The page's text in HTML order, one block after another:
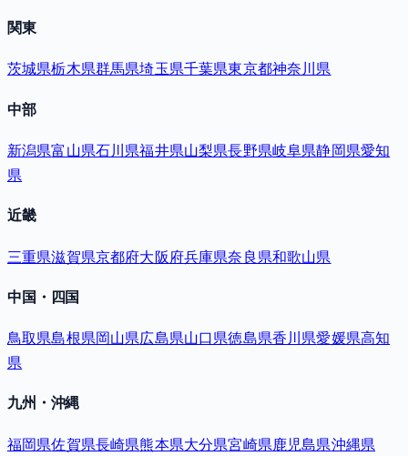
関東
茨城県栃木県群馬県埼玉県千葉県東京都神奈川県
中部
新潟県富山県石川県福井県山梨県長野県岐阜県静岡県愛知
県
近畿
三重県滋賀県京都府大阪府兵庫県奈良県和歌山県
中国・四国
鳥取県島根県岡山県広島県山口県徳島県香川県愛媛県高知
県
九州・沖縄
福岡県佐賀県長崎県熊本県大分県宮崎県鹿児島県沖縄県